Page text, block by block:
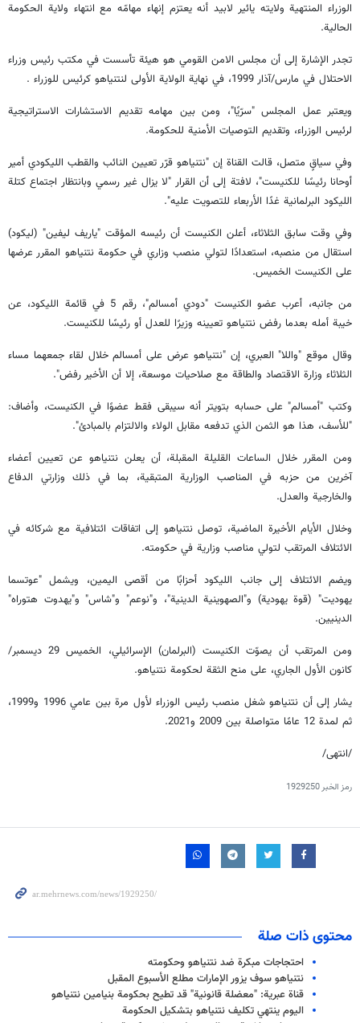
الوزراء المنتهية ولايته يائير لابيد أنه يعتزم إنهاء مهامّه مع انتهاء ولاية الحكومة
الحالية.
تجدر الإشارة إلى أن مجلس الامن القومي هو هيئة تأسست في مكتب رئيس وزراء
الاحتلال في مارس/آذار 1999، في نهاية الولاية الأولى لنتنياهو كرئيس للوزراء .
ويعتبر عمل المجلس "سرّيًا"، ومن بين مهامه تقديم الاستشارات الاستراتيجية
لرئيس الوزراء، وتقديم التوصيات الأمنية للحكومة.
وفي سياقٍ متصل، قالت القناة إن "نتنياهو قرّر تعيين النائب والقطب الليكودي أمير
أوحانا رئيسًا للكنيست"، لافتة إلى أن القرار "لا يزال غير رسمي وبانتظار اجتماع كتلة
الليكود البرلمانية غدًا الأربعاء للتصويت عليه".
وفي وقت سابق الثلاثاء، أعلن الكنيست أن رئيسه المؤقت "ياريف ليفين" (ليكود)
استقال من منصبه، استعدادًا لتولي منصب وزاري في حكومة نتنياهو المقرر عرضها
على الكنيست الخميس.
من جانبه، أعرب عضو الكنيست "دودي أمسالم"، رقم 5 في قائمة الليكود، عن
خيبة أمله بعدما رفض نتنياهو تعيينه وزيرًا للعدل أو رئيسًا للكنيست.
وقال موقع "واللا" العبري، إن "نتنياهو عرض على أمسالم خلال لقاء جمعهما مساء
الثلاثاء وزارة الاقتصاد والطاقة مع صلاحيات موسعة، إلا أن الأخير رفض".
وكتب "أمسالم" على حسابه بتويتر أنه سيبقى فقط عضوًا في الكنيست، وأضاف:
"للأسف، هذا هو الثمن الذي تدفعه مقابل الولاء والالتزام بالمبادئ".
ومن المقرر خلال الساعات القليلة المقبلة، أن يعلن نتنياهو عن تعيين أعضاء
آخرين من حزبه في المناصب الوزارية المتبقية، بما في ذلك وزارتي الدفاع
والخارجية والعدل.
وخلال الأيام الأخيرة الماضية، توصل نتنياهو إلى اتفاقات ائتلافية مع شركائه في
الائتلاف المرتقب لتولي مناصب وزارية في حكومته.
ويضم الائتلاف إلى جانب الليكود أحزابًا من أقصى اليمين، ويشمل "عوتسما
يهوديت" (قوة يهودية) و"الصهوينية الدينية"، و"نوعم" و"شاس" و"يهدوت هتوراه"
الدينيين.
ومن المرتقب أن يصوّت الكنيست (البرلمان) الإسرائيلي، الخميس 29 ديسمبر/
كانون الأول الجاري، على منح الثقة لحكومة نتنياهو.
يشار إلى أن نتنياهو شغل منصب رئيس الوزراء لأول مرة بين عامي 1996 و1999،
ثم لمدة 12 عامًا متواصلة بين 2009 و2021.
/انتهی/
رمز الخبر1929250
محتوى ذات صلة
احتجاجات مبكرة ضد نتنياهو وحكومته
نتنياهو سوف يزور الإمارات مطلع الأسبوع المقبل
قناة عبرية: "معضلة قانونية" قد تطيح بحكومة بنيامين نتنياهو
اليوم ينتهي تكليف نتنياهو بتشكيل الحكومة